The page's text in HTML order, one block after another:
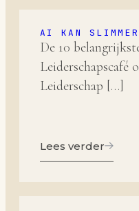
AI KAN
BLIJFT AAN
WORDEN.
De 10
Leiderschap […]
Lees verder